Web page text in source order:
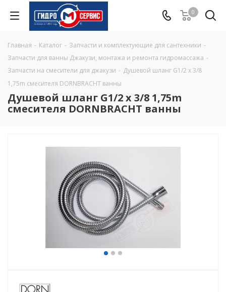
0
Главная - Каталог - Запчасти и комплектующие для сантехники -
Запчасти для ванны Джакузи, монтажа и ремонта гидромассажа -
Запчасти на смесители для джакузи - Душевой шланг G1/2 х 3/8
1,75m смесителя DORNBRACHT ванны
Душевой шланг G1/2 х 3/8 1,75m
смесителя DORNBRACHT ванны